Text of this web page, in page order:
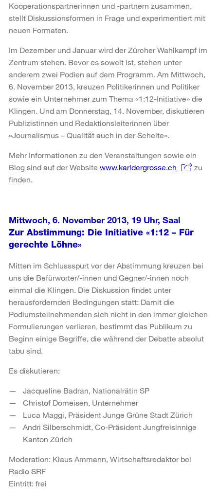
Kooperationspartnerinnen und -partnern zusammen,
stellt Diskussionsformen in Frage und experimentiert mit
neuen Formaten.
Im Dezember und Januar wird der Zürcher Wahlkampf im
Zentrum stehen. Bevor es soweit ist, stehen unter
anderem zwei Podien auf dem Programm. Am Mittwoch,
6. November 2013, kreuzen Politikerinnen und Politiker
sowie ein Unternehmer zum Thema «1:12-Initiative» die
Klingen. Und am Donnerstag, 14. November, diskutieren
Publizistinnen und Redaktionsleiterinnen über
«Journalismus – Qualität auch in der Schelte».
Mehr Informationen zu den Veranstaltungen sowie ein
Blog sind auf der Website www.karldergrosse.ch
zu
finden.
Mittwoch, 6. November 2013, 19 Uhr, Saal
Zur Abstimmung: Die Initiative «1:12 – Für
gerechte Löhne»
Mitten im Schlussspurt vor der Abstimmung kreuzen bei
uns die Befürworter/-innen und Gegner/-innen noch
einmal die Klingen. Die Diskussion findet unter
herausfordernden Bedingungen statt: Damit die
Podiumsteilnehmenden sich nicht in den immer gleichen
Formulierungen verlieren, bestimmt das Publikum zu
Beginn einige Begriffe, die während der Debatte absolut
tabu sind.
Es diskutieren:
Jacqueline Badran, Nationalrätin SP
Christof Domeisen, Unternehmer
Luca Maggi, Präsident Junge Grüne Stadt Zürich
Andri Silberschmidt, Co-Präsident Jungfreisinnige
Kanton Zürich
Moderation: Klaus Ammann, Wirtschaftsredaktor bei
Radio SRF
Eintritt: frei